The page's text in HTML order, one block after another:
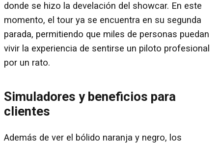
donde se hizo la develación del showcar. En este
momento, el tour ya se encuentra en su segunda
parada, permitiendo que miles de personas puedan
vivir la experiencia de sentirse un piloto profesional
por un rato.
Simuladores y beneficios para
clientes
Además de ver el bólido naranja y negro, los